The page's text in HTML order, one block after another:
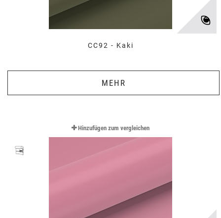
CC92 - Kaki
MEHR
Hinzufügen zum vergleichen